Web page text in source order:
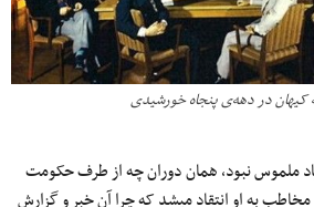
کیهان در دهه‌ی پنجاه خورشیدی
ملموس نبود، همان دوران چه از طرف حکومت
وقت و چه از طرف خواننده و مخاطب به او انتقاد می‎شد که چرا آن خبر و گزارش